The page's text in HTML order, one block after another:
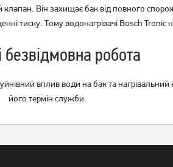
клапан. Він захищає бак від повного
тиску. Тому водонагрівачі Bosch Tronic
безвідмовна робота
вплив води на бак та
його термін служби.